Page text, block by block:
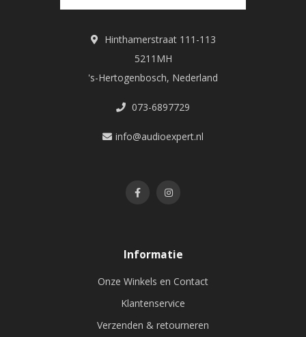
Hinthamerstraat 111-113
5211MH
's-Hertogenbosch, Nederland
073-6897729
info@audioexpert.nl
Informatie
Onze Winkels en Contact
Klantenservice
Verzenden & retourneren